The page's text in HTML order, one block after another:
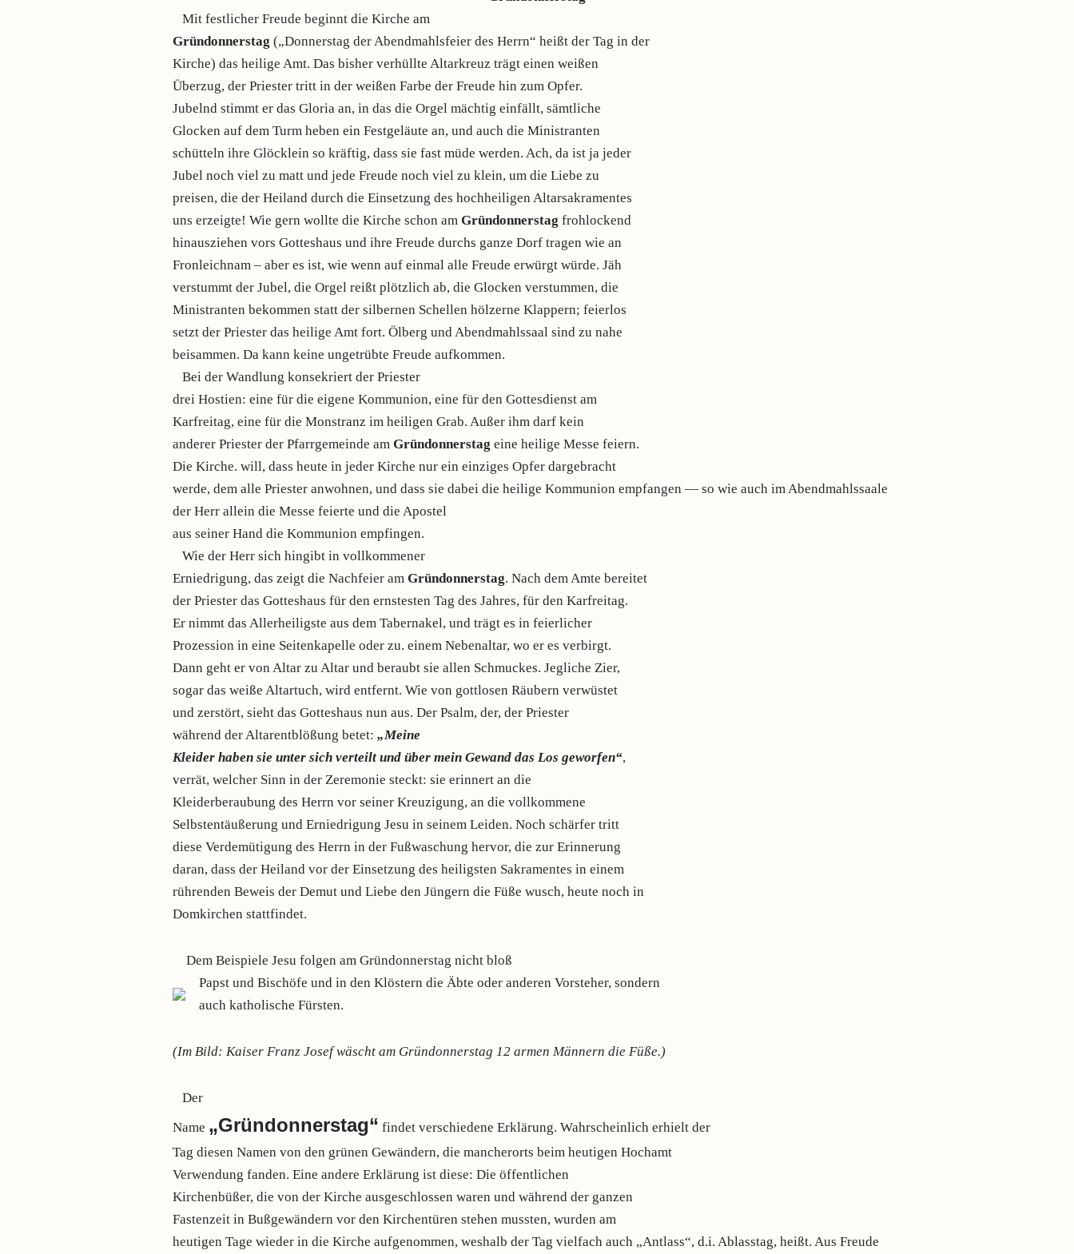
Mit festlicher Freude beginnt die Kirche am
Gründonnerstag („Donnerstag der Abendmahlsfeier des Herrn“ heißt der Tag in der
Kirche) das heilige Amt. Das bisher verhüllte Altarkreuz trägt einen weißen
Überzug, der Priester tritt in der weißen Farbe der Freude hin zum Opfer.
Jubelnd stimmt er das Gloria an, in das die Orgel mächtig einfällt, sämtliche
Glocken auf dem Turm heben ein Festgeläute an, und auch die Ministranten
schütteln ihre Glöcklein so kräftig, dass sie fast müde werden. Ach, da ist ja jeder
Jubel noch viel zu matt und jede Freude noch viel zu klein, um die Liebe zu
preisen, die der Heiland durch die Einsetzung des hochheiligen Altarsakramentes
uns erzeigte! Wie gern wollte die Kirche schon amGründonnerstag frohlockend
hinausziehen vors Gotteshaus und ihre Freude durchs ganze Dorf tragen wie an
Fronleichnam – aber es ist, wie wenn auf einmal alle Freude erwürgt würde. Jäh
verstummt der Jubel, die Orgel reißt plötzlich ab, die Glocken verstummen, die
Ministranten bekommen statt der silbernen Schellen hölzerne Klappern; feierlos
setzt der Priester das heilige Amt fort. Ölberg und Abendmahlssaal sind zu nahe
beisammen. Da kann keine ungetrübte Freude aufkommen.
Bei der Wandlung konsekriert der Priester
drei Hostien: eine für die eigene Kommunion, eine für den Gottesdienst am
Karfreitag, eine für die Monstranz im heiligen Grab. Außer ihm darf kein
anderer Priester der Pfarrgemeinde amGründonnerstag eine heilige Messe feiern.
Die Kirche. will, dass heute in jeder Kirche nur ein einziges Opfer dargebracht
werde, dem alle Priester anwohnen, und dass sie dabei die heilige Kommunion empfangen — so wie auch im Abendmahlssaale
der Herr allein die Messe feierte und die Apostel
aus seiner Hand die Kommunion empfingen.
Wie der Herr sich hingibt in vollkommener
Erniedrigung, das zeigt die Nachfeier amGründonnerstag. Nach dem Amte bereitet
der Priester das Gotteshaus für den ernstesten Tag des Jahres, für den Karfreitag.
Er nimmt das Allerheiligste aus dem Tabernakel, und trägt es in feierlicher
Prozession in eine Seitenkapelle oder zu. einem Nebenaltar, wo er es verbirgt.
Dann geht er von Altar zu Altar und beraubt sie allen Schmuckes. Jegliche Zier,
sogar das weiße Altartuch, wird entfernt. Wie von gottlosen Räubern verwüstet
und zerstört, sieht das Gotteshaus nun aus. Der Psalm, der, der Priester
während der Altarentblößung betet:„Meine
Kleider haben sie unter sich verteilt und über mein Gewand das Los geworfen“,
verrät, welcher Sinn in der Zeremonie steckt: sie erinnert an die
Kleiderberaubung des Herrn vor seiner Kreuzigung, an die vollkommene
Selbstentäußerung und Erniedrigung Jesu in seinem Leiden. Noch schärfer tritt
diese Verdemütigung des Herrn in der Fußwaschung hervor, die zur Erinnerung
daran, dass der Heiland vor der Einsetzung des heiligsten Sakramentes in einem
rührenden Beweis der Demut und Liebe den Jüngern die Füße wusch, heute noch in
Domkirchen stattfindet.
Dem Beispiele Jesu folgen am Gründonnerstag nicht bloß
Papst und Bischöfe und in den Klöstern die Äbte oder anderen Vorsteher, sondern
auch katholische Fürsten.
(Im Bild: Kaiser Franz Josef wäscht am Gründonnerstag 12 armen Männern die Füße.)
Der
Name „Gründonnerstag“ findet verschiedene Erklärung. Wahrscheinlich erhielt der
Tag diesen Namen von den grünen Gewändern, die mancherorts beim heutigen Hochamt
Verwendung fanden. Eine andere Erklärung ist diese: Die öffentlichen
Kirchenbüßer, die von der Kirche ausgeschlossen waren und während der ganzen
Fastenzeit in Bußgewändern vor den Kirchentüren stehen mussten, wurden am
heutigen Tage wieder in die Kirche aufgenommen, weshalb der Tag vielfach auch „Antlass“, d.i. Ablasstag, heißt. Aus Freude